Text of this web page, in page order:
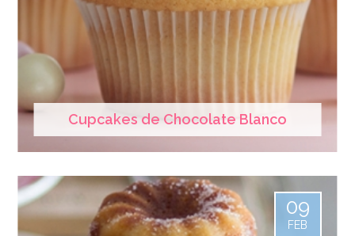
Cupcakes de Chocolate Blanco
09
FEB